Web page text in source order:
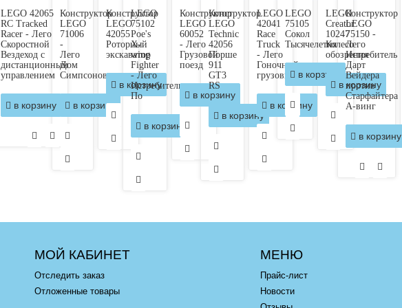
LEGO 42065
RC Tracked
Racer - Лего
Скоростной
Вездеход с
дистанционным
управлением
в корзину
Конструктор
LEGO
71006
-
Лего
Дом
Симпсонов
в корзину
Конструктор
LEGO
42055
Роторный
экскаватор
в корзину
LEGO
75102
Poe's
X-
wing
Fighter
- Лего
Истребитель
По
в корзину
Конструктор
LEGO
60052
- Лего
Грузовой
поезд
в корзину
Конструктор
LEGO
Technic
42056
Порше
911
GT3
RS
в корзину
LEGO
42041
Race
Truck
- Лего
Гоночный
грузовик
в корзину
LEGO
75105
Сокол
Тысячелетия
в корзину
LEGO
Creator
10247
Колесо
обозрения
в корзину
Конструктор
LEGO
75150 -
Лего
Истребитель
Дарт
Вейдера
против
Старфайтера
А-винг
в корзину
МОЙ КАБИНЕТ
Отследить заказ
Отложенные товары
МЕНЮ
Прайс-лист
Новости